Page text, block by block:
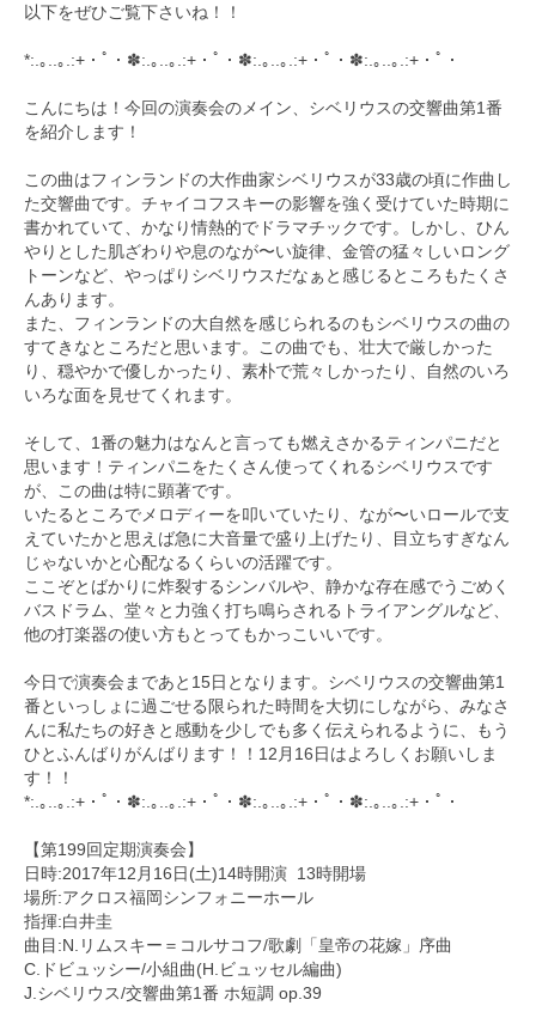
団員専用ページ
以下をぜひご覧下さいね！！
*:.｡..｡.:+・ﾟ・✽:.｡..｡.:+・ﾟ・✽:.｡..｡.:+・ﾟ・✽:.｡..｡.:+・ﾟ・
こんにちは！今回の演奏会のメイン、 シベリウスの交響曲第1番
を紹介します！
この曲はフィンランドの大作曲家シベリウスが33歳の頃に作曲し
た交響曲です。 チャイコフスキーの影響を強く受けていた時期に
書かれていて、 かなり情熱的でドラマチックです。しかし、 ひん
やりとした肌ざわりや息のなが〜い旋律、 金管の猛々しいロング
トーンなど、 やっぱりシベリウスだなぁと感じるところもたくさ
んあります。
また、 フィンランドの大自然を感じられるのもシベリウスの曲の
すてきなところだと思います。この曲でも、壮大で厳しかった
り、 穏やかで優しかったり、素朴で荒々しかったり、
自然のいろ
いろな面を見せてくれます。
そして、 1番の魅力はなんと言っても燃えさかるティンパニだと
思います！ ティンパニをたくさん使ってくれるシベリウスです
が、 この曲は特に顕著です。
いたるところでメロディーを叩いていたり、なが〜いロールで支
えていたかと思えば急に大音量で盛り上げたり、
目立ちすぎなん
じゃないかと心配なるくらいの活躍です。
ここぞとばかりに炸裂するシンバルや、 静かな存在感でうごめく
バスドラム、 堂々と力強く打ち鳴らされるトライアングルなど、
他の打楽器の使い方もとってもかっこいいです。
今日で演奏会まであと15日となります。 シベリウスの交響曲第1
番といっしょに過ごせる限られた時間を大切にしながら、 みなさ
んに私たちの好きと感動を少しでも多く伝えられるように、
もう
ひとふんばりがんばります！！ 12月16日はよろしくお願いしま
す！！
*:.｡..｡.:+・ﾟ・✽:.｡..｡.:+・ﾟ・✽:.｡..｡.:+・ﾟ・✽:.｡..｡.:+・ﾟ・
【第199回定期演奏会】
日時:2017年12月16日(土)14時開演 13時開場
場所:アクロス福岡シンフォニーホール
指揮:白井圭
曲目:N.リムスキー＝コルサコフ/歌劇「皇帝の花嫁」序曲
C.ドビュッシー/小組曲(H.ビュッセル編曲)
J.シベリウス/交響曲第1番 ホ短調 op.39